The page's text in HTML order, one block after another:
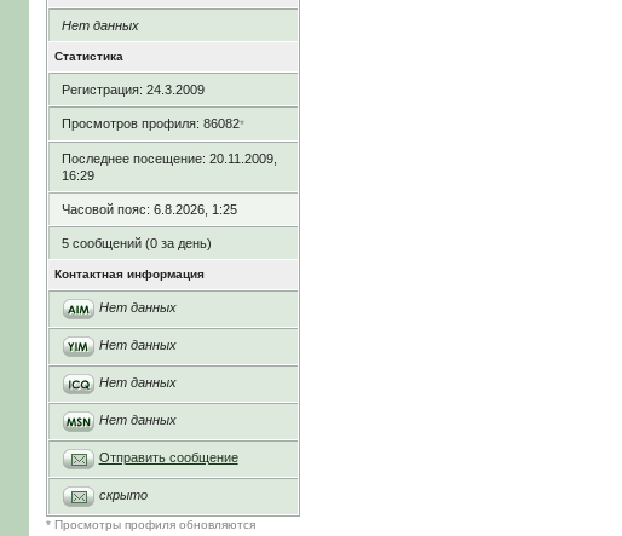
Нет данных
Статистика
Регистрация: 24.3.2009
Просмотров профиля: 86082*
Последнее посещение: 20.11.2009,
16:29
Часовой пояс: 6.8.2026, 1:25
5 сообщений (0 за день)
Контактная информация
Нет данных
Нет данных
Нет данных
Нет данных
Отправить сообщение
скрыто
* Просмотры профиля обновляются